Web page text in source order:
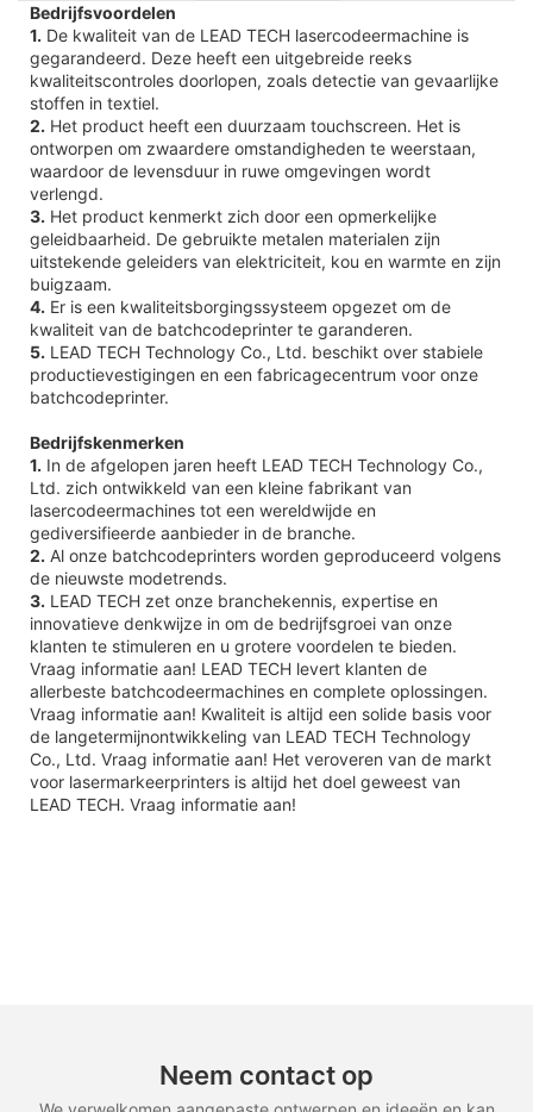
Bedrijfsvoordelen
1. De kwaliteit van de LEAD TECH lasercodeermachine is
gegarandeerd. Deze heeft een uitgebreide reeks
kwaliteitscontroles doorlopen, zoals detectie van gevaarlijke
stoffen in textiel.
2. Het product heeft een duurzaam touchscreen. Het is
ontworpen om zwaardere omstandigheden te weerstaan,
waardoor de levensduur in ruwe omgevingen wordt
verlengd.
3. Het product kenmerkt zich door een opmerkelijke
geleidbaarheid. De gebruikte metalen materialen zijn
uitstekende geleiders van elektriciteit, kou en warmte en zijn
buigzaam.
4. Er is een kwaliteitsborgingssysteem opgezet om de
kwaliteit van de batchcodeprinter te garanderen.
5. LEAD TECH Technology Co., Ltd. beschikt over stabiele
productievestigingen en een fabricagecentrum voor onze
batchcodeprinter.
Bedrijfskenmerken
1. In de afgelopen jaren heeft LEAD TECH Technology Co.,
Ltd. zich ontwikkeld van een kleine fabrikant van
lasercodeermachines tot een wereldwijde en
gediversifieerde aanbieder in de branche.
2. Al onze batchcodeprinters worden geproduceerd volgens
de nieuwste modetrends.
3. LEAD TECH zet onze branchekennis, expertise en
innovatieve denkwijze in om de bedrijfsgroei van onze
klanten te stimuleren en u grotere voordelen te bieden.
Vraag informatie aan! LEAD TECH levert klanten de
allerbeste batchcodeermachines en complete oplossingen.
Vraag informatie aan! Kwaliteit is altijd een solide basis voor
de langetermijnontwikkeling van LEAD TECH Technology
Co., Ltd. Vraag informatie aan! Het veroveren van de markt
voor lasermarkeerprinters is altijd het doel geweest van
LEAD TECH. Vraag informatie aan!
Neem contact op